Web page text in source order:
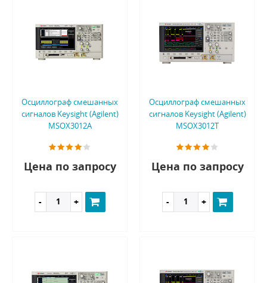
Осциллограф смешанных
сигналов Keysight (Agilent)
MSOX3012A
Цена по запросу
Осциллограф смешанных
сигналов Keysight (Agilent)
MSOX3012T
Цена по запросу